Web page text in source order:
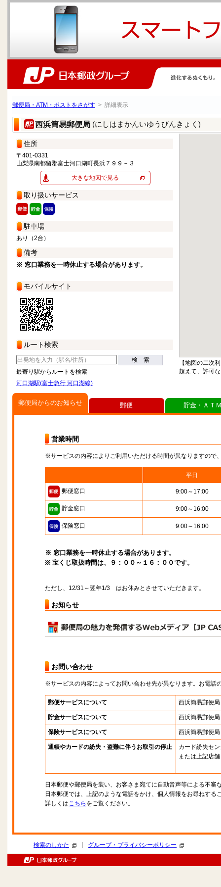
郵便局・ATM・ポストをさがす > 詳細表示
西浜簡易郵便局 (にしはまかんいゆうびんきょく)
住所
〒401-0331
山梨県南都留郡富士河口湖町長浜７９９－３
大きな地図で見る
取り扱いサービス
駐車場
あり（2台）
備考
※ 窓口業務を一時休止する場合があります。
モバイルサイト
ルート検索
検 索
最寄り駅からルートを検索
河口湖駅(富士急行 河口湖線)
【地図の二次
超えて、許可
郵便局からのお知らせ
営業時間
※サービスの内容によりご利用いただける時間が異なりますので
平日
郵便窓口 9:00～17:00
貯金窓口 9:00～16:00
保険窓口 9:00～16:00
※ 窓口業務を一時休止する場合があります。
※ 宝くじ取扱時間は、９：００～１６：００です。
ただし、12/31～翌年1/3 はお休みとさせていただきます。
お知らせ
お問い合わせ
※サービスの内容によってお問い合わせ先が異なります。お電話
郵便サービスについて 西浜簡易郵便局
貯金サービスについて 西浜簡易郵便局
保険サービスについて 西浜簡易郵便局
通帳やカードの紛失・盗難に伴うお取引の停止
カード紛失セ
または上記店舗
日本郵便や郵便局を装い、お客さま宛てに自動音声等による不審
日本郵便では、上記のような電話をかけ、個人情報をお尋ねする
詳しくはこちら をご覧ください。
郵便 貯金・ＡＴ
検索のしかた グループ・プライバシーポリシー